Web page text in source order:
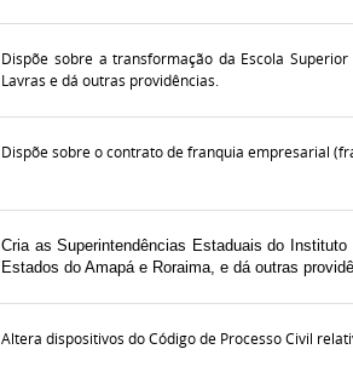
Dispõe sobre a transformação da Escola
Lavras e dá outras providências.
Dispõe sobre o contrato de franquia empresarial
Cria as Superintendências Estaduais do
Estados do Amapá e Roraima, e dá outras
Altera dispositivos do Código de Processo Civil